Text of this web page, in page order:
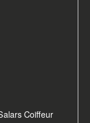
Coiffeur